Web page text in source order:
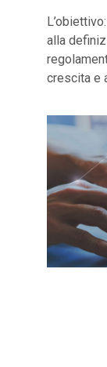
alla
crescita e